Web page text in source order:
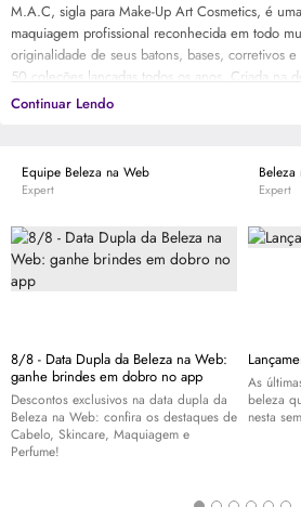
M.A.C, sigla para Make-Up Art Cosmetics, é
maquiagem profissional reconhecida em todo
originalidade de seus batons, bases, corretivos
50 coleções lançadas todos os anos. Criada na
e fotógrafo Frank Toskan e o dono de salão de
e no visual das ruas com cores, texturas e
tendência. Além de ser referência em
HIV/AIDS e no combate à infecção pelo mundo
campanha VIVA GLAM, que conta com o apoio
para a conscientização e prevenção à doença.
Continuar Lendo
Equipe Beleza na Web
Expert
8/8 - Data Dupla da Beleza na Web:
ganhe brindes em dobro no app
Descontos exclusivos na data dupla da
Beleza na Web: confira os destaques de
Cabelo, Skincare, Maquiagem e
Perfume!
Expert
As
beleza
nesta